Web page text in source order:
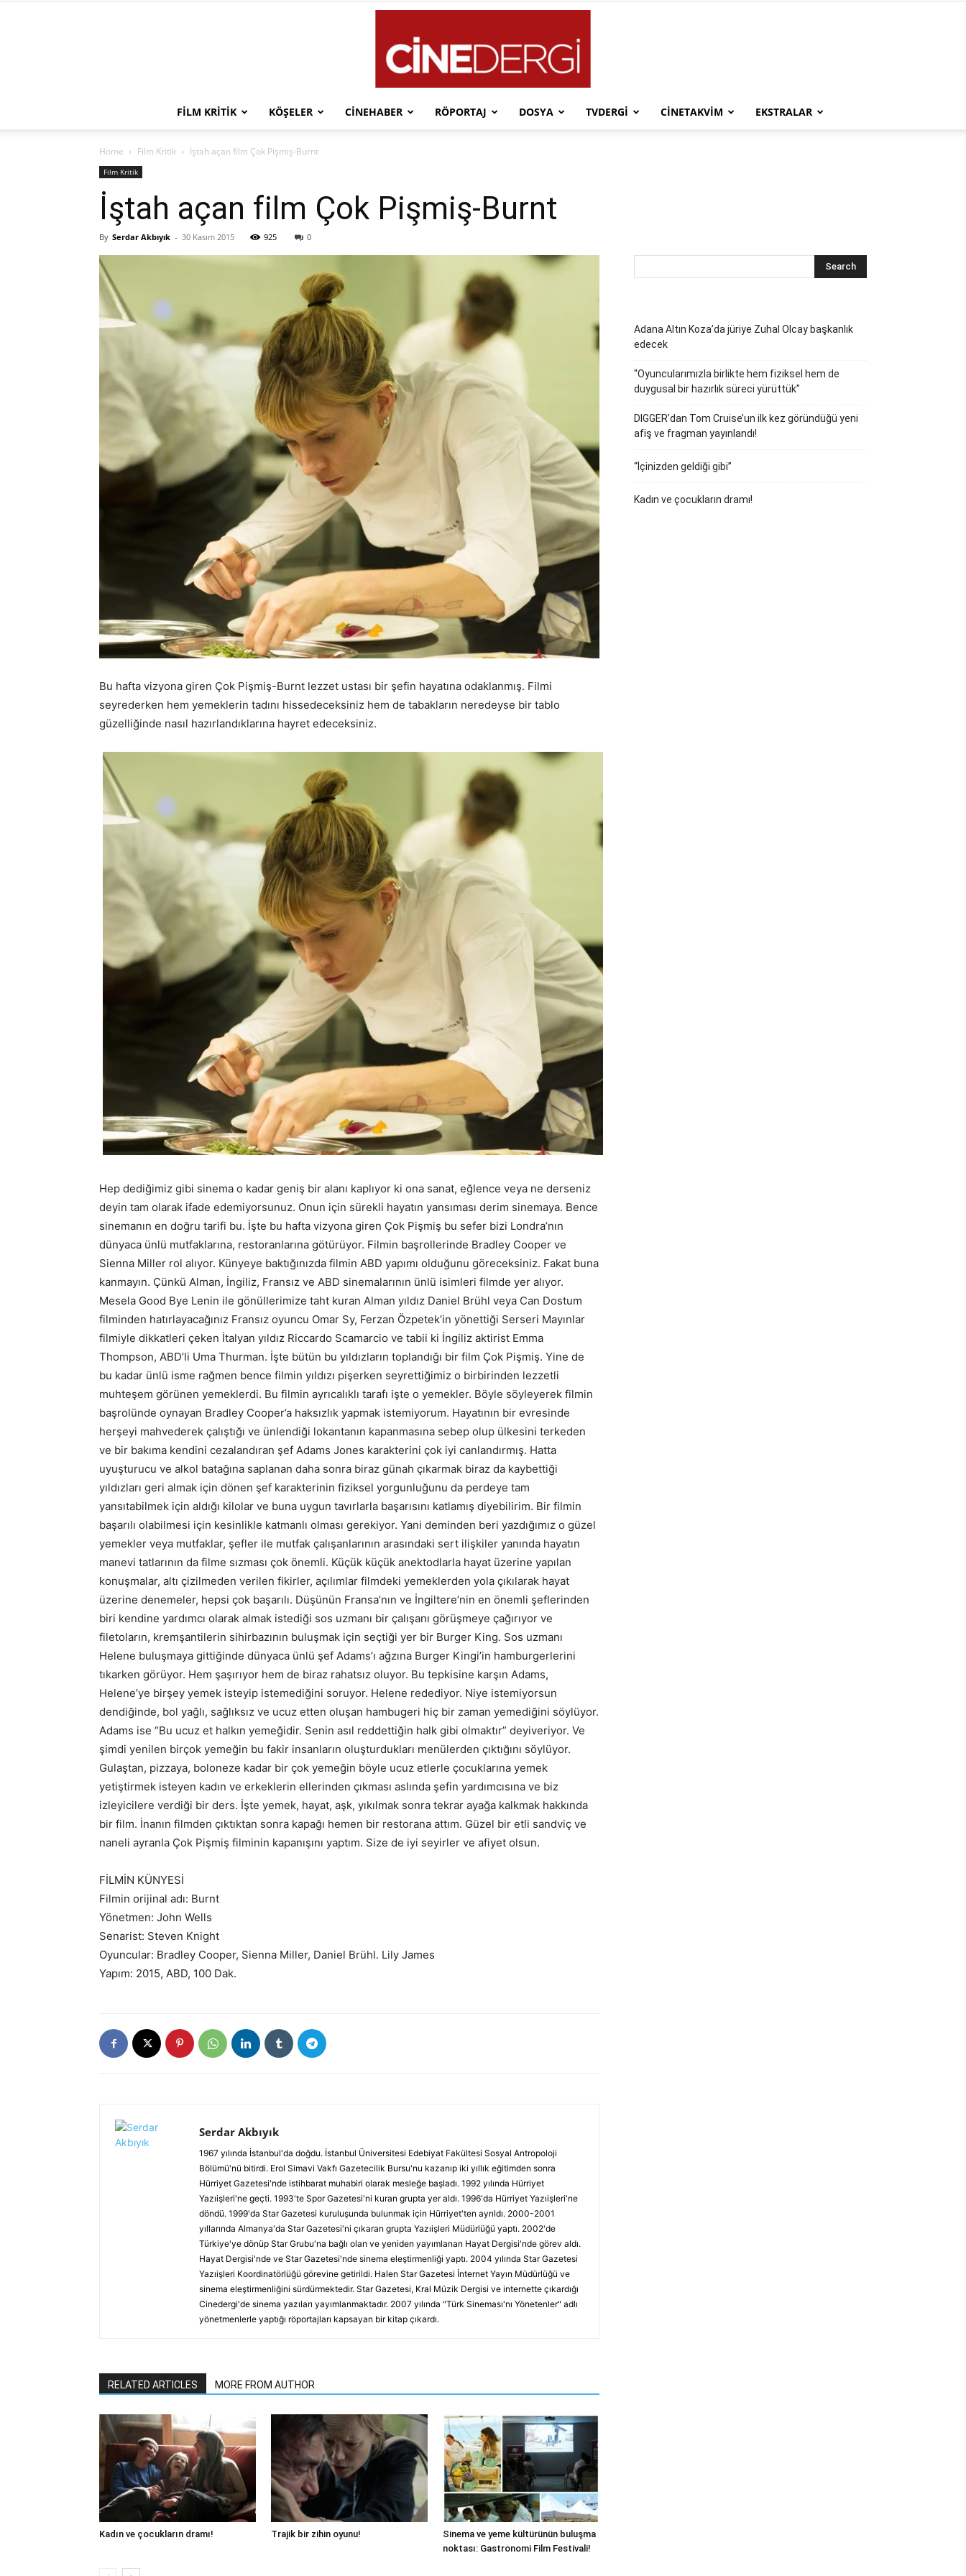
FILM KRITIK KÖŞELER CINEHABER RÖPORTAJ DOSYA TVDERGI CINETAKVIM EKSTRALAR
Home Film Kritik İştah açan film Çok Pişmiş-Burnt
Film Kritik
İştah açan film Çok Pişmiş-Burnt
By Serdar Akbıyık - 30 Kasım 2015 925 0
Bu hafta vizyona giren Çok Pişmiş-Burnt lezzet ustası bir şefin hayatına odaklanmış. Filmi
seyrederken hem yemeklerin tadını hissedeceksiniz hem de tabakların neredeyse bir tablo
güzelliğinde nasıl hazırlandıklarına hayret edeceksiniz.
Hep dediğimiz gibi sinema o kadar geniş bir alanı kaplıyor ki ona sanat, eğlence veya ne derseniz
deyin tam olarak ifade edemiyorsunuz. Onun için sürekli hayatın yansıması derim sinemaya. Bence
sinemanın en doğru tarifi bu. İşte bu hafta vizyona giren Çok Pişmiş bu sefer bizi Londra’nın
dünyaca ünlü mutfaklarına, restoranlarına götürüyor. Filmin başrollerinde Bradley Cooper ve
Sienna Miller rol alıyor. Künyeye baktığınızda filmin ABD yapımı olduğunu göreceksiniz. Fakat buna
kanmayın. Çünkü Alman, İngiliz, Fransız ve ABD sinemalarının ünlü isimleri filmde yer alıyor.
Mesela Good Bye Lenin ile gönüllerimize taht kuran Alman yıldız Daniel Brühl veya Can Dostum
filminden hatırlayacağınız Fransız oyuncu Omar Sy, Ferzan Özpetek’in yönettiği Serseri Mayınlar
filmiyle dikkatleri çeken İtalyan yıldız Riccardo Scamarcio ve tabii ki İngiliz aktirist Emma
Thompson, ABD’li Uma Thurman. İşte bütün bu yıldızların toplandığı bir film Çok Pişmiş. Yine de
bu kadar ünlü isme rağmen bence filmin yıldızı pişerken seyrettiğimiz o birbirinden lezzetli
muhteşem görünen yemeklerdi. Bu filmin ayrıcalıklı tarafı işte o yemekler. Böyle söyleyerek filmin
başrolünde oynayan Bradley Cooper’a haksızlık yapmak istemiyorum. Hayatının bir evresinde
herşeyi mahvederek çalıştığı ve ünlendiği lokantanın kapanmasına sebep olup ülkesini terkeden
ve bir bakıma kendini cezalandıran şef Adams Jones karakterini çok iyi canlandırmış. Hatta
uyuşturucu ve alkol batağına saplanan daha sonra biraz günah çıkarmak biraz da kaybettiği
yıldızları geri almak için dönen şef karakterinin fiziksel yorgunluğunu da perdeye tam
yansıtabilmek için aldığı kilolar ve buna uygun tavırlarla başarısını katlamış diyebilirim. Bir filmin
başarılı olabilmesi için kesinlikle katmanlı olması gerekiyor. Yani deminden beri yazdığımız o güzel
yemekler veya mutfaklar, şefler ile mutfak çalışanlarının arasındaki sert ilişkiler yanında hayatın
manevi tatlarının da filme sızması çok önemli. Küçük küçük anektodlarla hayat üzerine yapılan
konuşmalar, altı çizilmeden verilen fikirler, açılımlar filmdeki yemeklerden yola çıkılarak hayat
üzerine denemeler, hepsi çok başarılı. Düşünün Fransa’nın ve İngiltere’nin en önemli şeflerinden
biri kendine yardımcı olarak almak istediği sos uzmanı bir çalışanı görüşmeye çağırıyor ve
filetoların, kremşantilerin sihirbazının buluşmak için seçtiği yer bir Burger King. Sos uzmanı
Helene buluşmaya gittiğinde dünyaca ünlü şef Adams’ı ağzına Burger Kingi’in hamburgerlerini
tıkarken görüyor. Hem şaşırıyor hem de biraz rahatsız oluyor. Bu tepkisine karşın Adams,
Helene’ye birşey yemek isteyip istemediğini soruyor. Helene redediyor. Niye istemiyorsun
dendiğinde, bol yağlı, sağlıksız ve ucuz etten oluşan hambugeri hiç bir zaman yemediğini söylüyor.
Adams ise “Bu ucuz et halkın yemeğidir. Senin asıl reddettiğin halk gibi olmaktır” deyiveriyor. Ve
şimdi yenilen birçok yemeğin bu fakir insanların oluşturdukları menülerden çıktığını söylüyor.
Gulaştan, pizzaya, boloneze kadar bir çok yemeğin böyle ucuz etlerle çocuklarına yemek
yetiştirmek isteyen kadın ve erkeklerin ellerinden çıkması aslında şefin yardımcısına ve biz
izleyicilere verdiği bir ders. İşte yemek, hayat, aşk, yıkılmak sonra tekrar ayağa kalkmak hakkında
bir film. İnanın filmden çıktıktan sonra kapağı hemen bir restorana attım. Güzel bir etli sandviç ve
naneli ayranla Çok Pişmiş filminin kapanışını yaptım. Size de iyi seyirler ve afiyet olsun.
FİLMİN KÜNYESİ
Filmin orijinal adı: Burnt
Yönetmen: John Wells
Senarist: Steven Knight
Oyuncular: Bradley Cooper, Sienna Miller, Daniel Brühl. Lily James
Yapım: 2015, ABD, 100 Dak.
Serdar Akbıyık
1967 yılında İstanbul'da doğdu. İstanbul Üniversitesi Edebiyat Fakültesi Sosyal Antropoloji
Bölümü'nü bitirdi. Erol Simavi Vakfı Gazetecilik Bursu'nu kazanıp iki yıllık eğitimden sonra
Hürriyet Gazetesi'nde istihbarat muhabiri olarak mesleğe başladı. 1992 yılında Hürriyet
Yazıişleri'ne geçti. 1993'te Spor Gazetesi'ni kuran grupta yer aldı. 1996'da Hürriyet Yazıişleri'ne
döndü. 1999'da Star Gazetesi kuruluşunda bulunmak için Hürriyet'ten ayrıldı. 2000-2001
yıllarında Almanya'da Star Gazetesi'ni çıkaran grupta Yazıişleri Müdürlüğü yaptı. 2002'de
Türkiye'ye dönüp Star Grubu'na bağlı olan ve yeniden yayımlanan Hayat Dergisi'nde görev aldı.
Hayat Dergisi'nde ve Star Gazetesi'nde sinema eleştirmenliği yaptı. 2004 yılında Star Gazetesi
Yazıişleri Koordinatörlüğü görevine getirildi. Halen Star Gazetesi İnternet Yayın Müdürlüğü ve
sinema eleştirmenliğini sürdürmektedir. Star Gazetesi, Kral Müzik Dergisi ve internette çıkardığı
Cinedergi'de sinema yazıları yayımlanmaktadır. 2007 yılında "Türk Sineması'nı Yönetenler" adlı
yönetmenlerle yaptığı röportajları kapsayan bir kitap çıkardı.
RELATED ARTICLES MORE FROM AUTHOR
Kadın ve çocukların dramı! Trajik bir zihin oyunu!
Sinema ve yeme kültürünün buluşma
noktası: Gastronomi Film Festivali!
Adana Altın Koza’da jüriye Zuhal Olcay başkanlık
edecek
“Oyuncularımızla birlikte hem fiziksel hem de
duygusal bir hazırlık süreci yürüttük”
DIGGER’dan Tom Cruise’un ilk kez göründüğü yeni
afiş ve fragman yayınlandı!
“İçinizden geldiği gibi”
Kadın ve çocukların dramı!